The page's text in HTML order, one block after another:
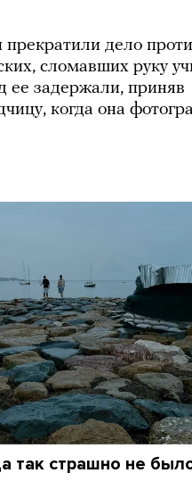
прекратили дело
сломавших руку
ее задержали, приняв
когда она
так страшно не